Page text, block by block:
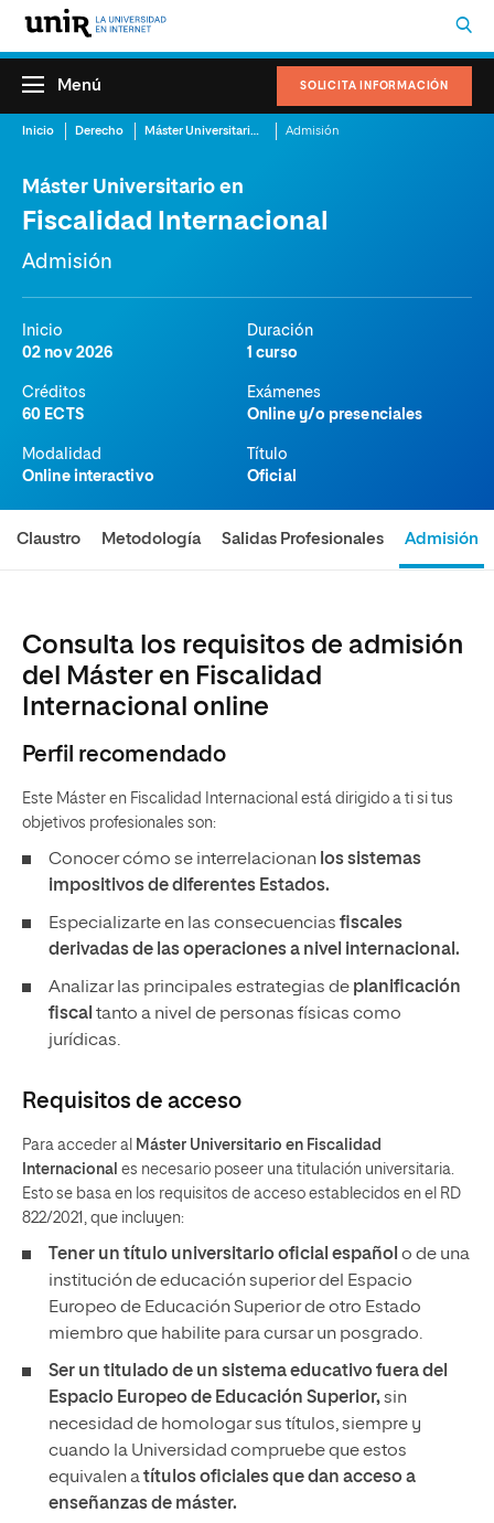
SOLICITA INFORMACIÓN
Menú
Inicio Derecho Máster Universitario en Fiscalidad Internacional Admisión
Máster Universitario en
Fiscalidad Internacional
Admisión
Inicio
02 nov 2026
Duración
1 curso
Créditos
60 ECTS
Exámenes
Online y/o presenciales
Modalidad
Online interactivo
Título
Oficial
Claustro Metodología Salidas Profesionales Admisión
Consulta los requisitos de admisión
del Máster en Fiscalidad
Internacional online
Perfil recomendado
Este Máster en Fiscalidad Internacional está dirigido a ti si tus
objetivos profesionales son:
Conocer cómo se interrelacionan los sistemas
impositivos de diferentes Estados.
Especializarte en las consecuencias fiscales
derivadas de las operaciones a nivel internacional.
Analizar las principales estrategias de planificación
fiscal tanto a nivel de personas físicas como
jurídicas.
Requisitos de acceso
Para acceder al Máster Universitario en Fiscalidad
Internacional es necesario poseer una titulación universitaria.
Esto se basa en los requisitos de acceso establecidos en el RD
822/2021, que incluyen:
Tener un título universitario oficial español o de una
institución de educación superior del Espacio
Europeo de Educación Superior de otro Estado
miembro que habilite para cursar un posgrado.
Ser un titulado de un sistema educativo fuera del
Espacio Europeo de Educación Superior,sin
necesidad de homologar sus títulos, siempre y
cuando la Universidad compruebe que estos
equivalen atítulos oficiales que dan acceso a
enseñanzas de máster.